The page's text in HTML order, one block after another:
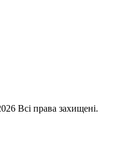
Всі права захищені.